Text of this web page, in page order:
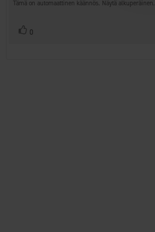
tähdestä
Tämä on automaattinen käännös. Näytä alkuperäinen.
Äänestä
0